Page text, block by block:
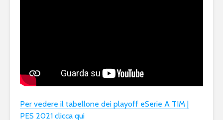
Per vedere il tabellone dei playoff eSerie A TIM |
PES 2021 clicca qui